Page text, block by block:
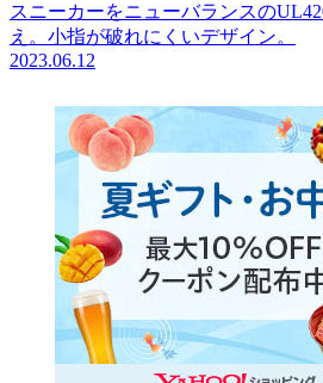
スニーカーをニューバランスの
え。小指が破れにくいデザイン。
2023.06.12